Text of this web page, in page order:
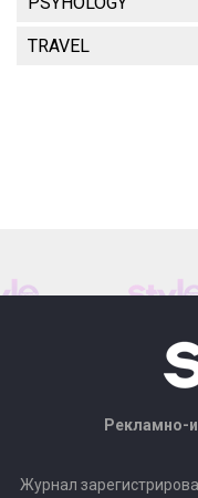
TRAVEL
Рекламно-
Журнал